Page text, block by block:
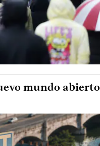
mundo abierto